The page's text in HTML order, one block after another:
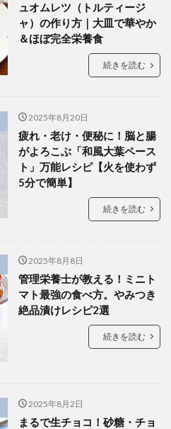
ュオムレツ（トルティージ
ャ）の作り方｜大皿で華やか
＆ほぼ完全栄養食
続きを読む
2025年8月20日
疲れ・老け・便秘に！脳と腸
がよろこぶ「和風大葉ペース
ト」万能レシピ【火を使わず
5分で簡単】
続きを読む
2025年8月8日
管理栄養士が教える！ミニト
マト最強の食べ方。やみつき
絶品漬けレシピ2選
続きを読む
2025年8月2日
まるで生チョコ！砂糖・チョ